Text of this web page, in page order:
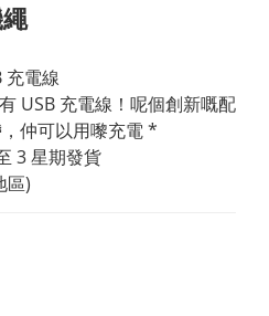
充電線
USB 充電線！呢個創新嘅配
仲可以用嚟充電 *
3 星期發貨
區)